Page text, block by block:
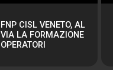
FNP CISL VENETO, AL
VIA LA FORMAZIONE
OPERATORI